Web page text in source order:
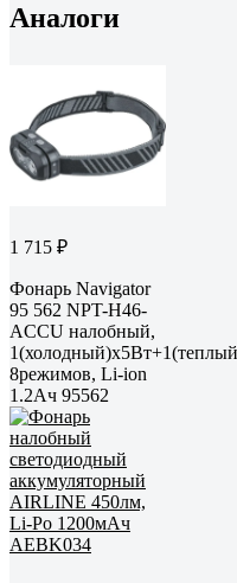
Аналоги
1 715 ₽
Фонарь Navigator
95 562 NPT-H46-
ACCU налобный,
8режимов, Li-ion
1.2Ач 95562